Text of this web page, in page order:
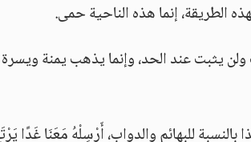
الطريقة، إنما هذه الناحية حمى.
يثبت عند الحد، وإنما يذهب يمنة
للبهائم والدواب، أَرْسِلْهُ مَعَنَا غَدًا